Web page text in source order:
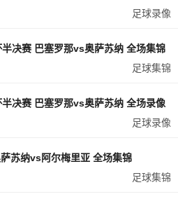
足球录像
决赛 巴塞罗那vs奥萨苏纳 全场集锦
足球集锦
决赛 巴塞罗那vs奥萨苏纳 全场录像
足球录像
苏纳vs阿尔梅里亚 全场集锦
足球集锦